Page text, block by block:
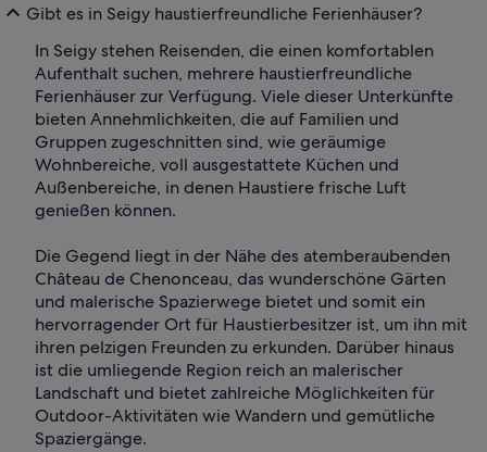
Gibt es in Seigy haustierfreundliche Ferienhäuser?
In Seigy stehen Reisenden, die einen komfortablen
Aufenthalt suchen, mehrere haustierfreundliche
Ferienhäuser zur Verfügung. Viele dieser Unterkünfte
bieten Annehmlichkeiten, die auf Familien und
Gruppen zugeschnitten sind, wie geräumige
Wohnbereiche, voll ausgestattete Küchen und
Außenbereiche, in denen Haustiere frische Luft
genießen können.
Die Gegend liegt in der Nähe des atemberaubenden
Château de Chenonceau, das wunderschöne Gärten
und malerische Spazierwege bietet und somit ein
hervorragender Ort für Haustierbesitzer ist, um ihn mit
ihren pelzigen Freunden zu erkunden. Darüber hinaus
ist die umliegende Region reich an malerischer
Landschaft und bietet zahlreiche Möglichkeiten für
Outdoor-Aktivitäten wie Wandern und gemütliche
Spaziergänge.